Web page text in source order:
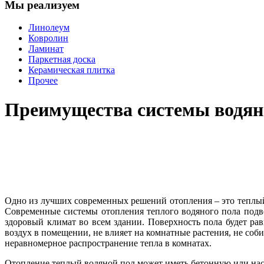
Мы реализуем
Линолеум
Ковролин
Ламинат
Паркетная доска
Керамическая плитка
Прочее
Преимущества системы
Одно из лучших современных решений отопления – это
Современные системы отопления теплого водяного пола
здоровый климат во всем здании. Поверхность пола будет
воздух в помещении, не влияет на комнатные растения, не
неравномерное распространение тепла в комнатах.